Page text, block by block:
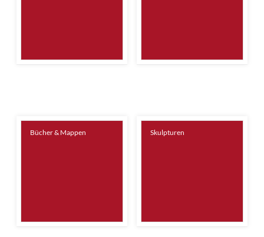
Bücher & Mappen Skulpturen